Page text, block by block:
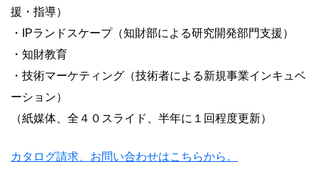
援・指導）
・IPランドスケープ（知財部による研究開発部門支援）
・知財教育
・技術マーケティング（技術者による新規事業インキュベ
ーション）
（紙媒体、全４０スライド、半年に１回程度更新）
カタログ請求、お問い合わせはこちらから。